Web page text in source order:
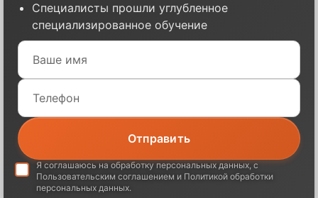
Специалисты прошли углубленное
специализированное обучение
Я соглашаюсь на обработкуперсональных данных, с
Пользовательским соглашением и Политикой обработки
персональных данных.